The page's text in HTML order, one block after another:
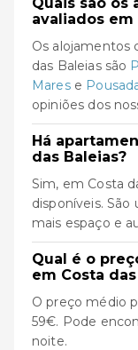
avaliados em
Os alojamentos
das Baleias são
Marese
opiniões dos
Há
das Baleias?
Sim, em Costa
disponíveis.
mais espaço e
Qual é o
em Costa
O preço médio
59€. Pode
noite.